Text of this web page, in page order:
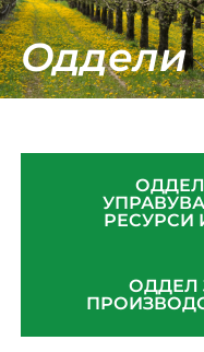
Оддели
РЕСУРСИ
ОДДЕЛ